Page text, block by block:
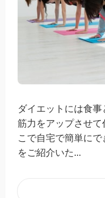
ダイエットには食事
筋力をアップさせ
こで自宅で簡単に
をご紹介いた...